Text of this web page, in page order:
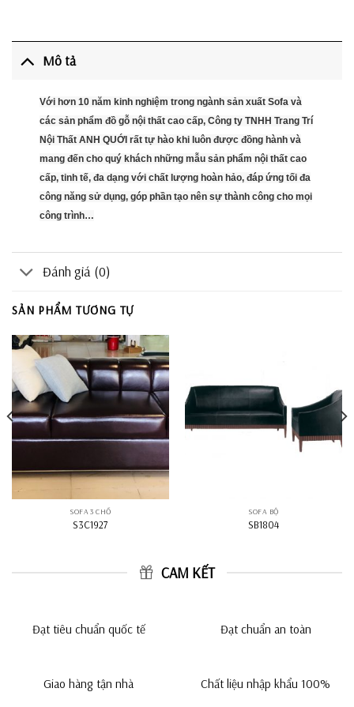
Mô tả
Với hơn 10 năm kinh nghiệm trong ngành sản xuất Sofa và
các sản phẩm đồ gỗ nội thất cao cấp, Công ty TNHH Trang Trí
Nội Thất ANH QUỚI rất tự hào khi luôn được đồng hành và
mang đến cho quý khách những mẫu sản phẩm nội thất cao
cấp, tinh tế, đa dạng với chất lượng hoàn hảo, đáp ứng tối đa
công năng sử dụng, góp phần tạo nên sự thành công cho mọi
công trình…
Đánh giá (0)
SẢN PHẨM TƯƠNG TỰ
SOFA 3 CHỔ
S3C1927
SOFA BỘ
SB1804
CAM KẾT
Đạt tiêu chuẩn quốc tế Đạt chuẩn an toàn
Giao hàng tận nhà Chất liệu nhập khẩu 100%